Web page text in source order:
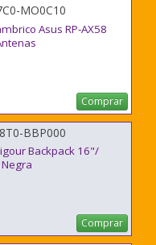
MO0C10
Asus RP-AX58
Comprar
BBP000
Backpack 16"/
Comprar